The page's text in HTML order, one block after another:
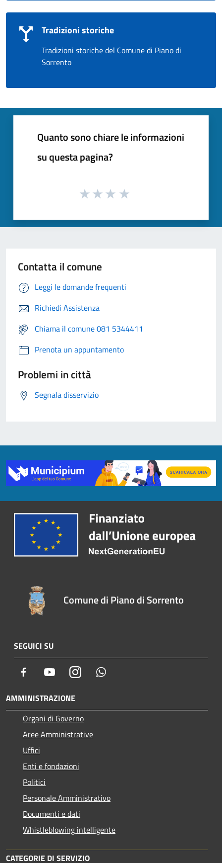
Tradizioni storiche
Tradizioni storiche del Comune di Piano di
Sorrento
Quanto sono chiare le informazioni
su questa pagina?
Contatta il comune
Leggi le domande frequenti
Richiedi Assistenza
Chiama il comune 081 5344411
Prenota un appuntamento
Problemi in città
Segnala disservizio
Comune di Piano di Sorrento
SEGUICI SU
Facebook YoutubeInstagram
AMMINISTRAZIONE
Organi di Governo
Aree Amministrative
Uffici
Enti e fondazioni
Politici
Personale Amministrativo
Documenti e dati
Whistleblowing intelligente
CATEGORIE DI SERVIZIO